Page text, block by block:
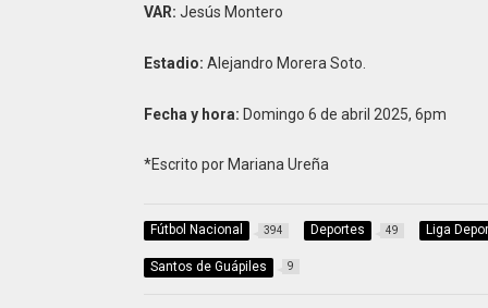
VAR: Jesús Montero
Estadio: Alejandro Morera Soto.
Fecha y hora: Domingo 6 de abril 2025, 6pm
*Escrito por Mariana Ureña
Fútbol Nacional 394 Deportes 49 Liga
Santos de Guápiles 9